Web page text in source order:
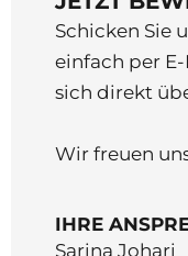
Schicken Sie
einfach per
sich direkt
Wir freuen
IHRE
Sarina Johari